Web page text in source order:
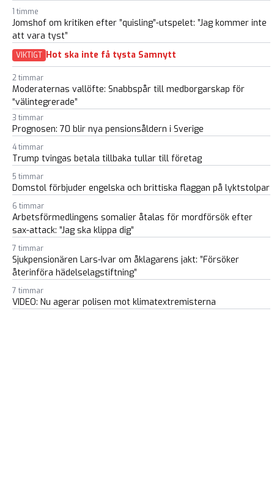
1 timme
Jomshof om kritiken efter ”quisling”-utspelet: ”Jag kommer inte
att vara tyst”
VIKTIGT Hot ska inte få tysta Samnytt
2 timmar
Moderaternas vallöfte: Snabbspår till medborgarskap för
“välintegrerade”
3 timmar
Prognosen: 70 blir nya pensionsåldern i Sverige
4 timmar
Trump tvingas betala tillbaka tullar till företag
5 timmar
Domstol förbjuder engelska och brittiska flaggan på lyktstolpar
6 timmar
Arbetsförmedlingens somalier åtalas för mordförsök efter
sax-attack: ”Jag ska klippa dig”
7 timmar
Sjukpensionären Lars-Ivar om åklagarens jakt: ”Försöker
återinföra hädelselagstiftning”
7 timmar
VIDEO: Nu agerar polisen mot klimatextremisterna